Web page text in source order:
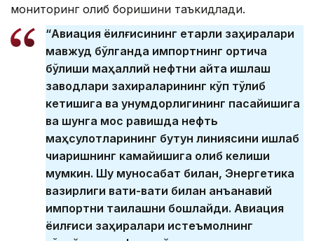
мониторинг олиб боришини таъкидлади.
“Авиация ёқилғисининг етарли заҳиралари
мавжуд бўлганда импортнинг ортиқча
бўлиши маҳаллий нефтни қайта ишлаш
заводлари захираларининг кўп тўлиб
кетишига ва унумдорлигининг пасайишига
ва шунга мос равишда нефть
маҳсулотларининг бутун линиясини ишлаб
чиқаришнинг камайишига олиб келиши
мумкин. Шу муносабат билан, Энергетика
вазирлиги вақти-вақти билан анъанавий
импортни тақиқлашни бошлайди. Авиация
ёқилғиси заҳиралари истеъмолнинг